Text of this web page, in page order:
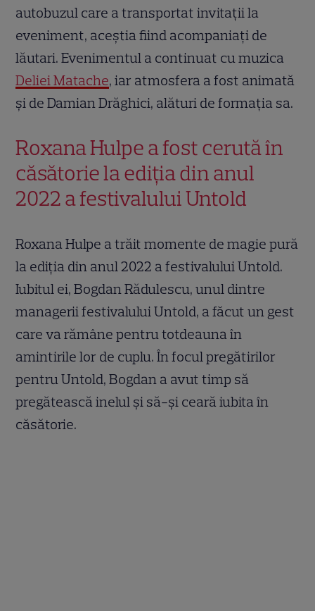
autobuzul care a transportat invitații la
eveniment, aceștia fiind acompaniați de
lăutari. Evenimentul a continuat cu muzica
Deliei Matache, iar atmosfera a fost animată
și de Damian Drăghici, alături de formația sa.
Roxana Hulpe a fost cerută în
căsătorie la ediția din anul
2022 a festivalului Untold
Roxana Hulpe a trăit momente de magie pură
la ediția din anul 2022 a festivalului Untold.
Iubitul ei, Bogdan Rădulescu, unul dintre
managerii festivalului Untold, a făcut un gest
care va rămâne pentru totdeauna în
amintirile lor de cuplu. În focul pregătirilor
pentru Untold, Bogdan a avut timp să
pregătească inelul și să-și ceară iubita în
căsătorie.